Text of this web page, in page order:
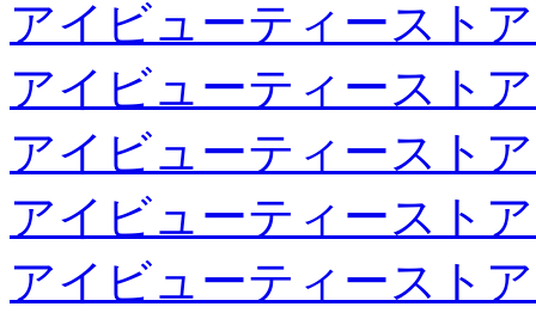
アイビューティースト
アイビューティースト
アイビューティースト
アイビューティースト
アイビューティースト